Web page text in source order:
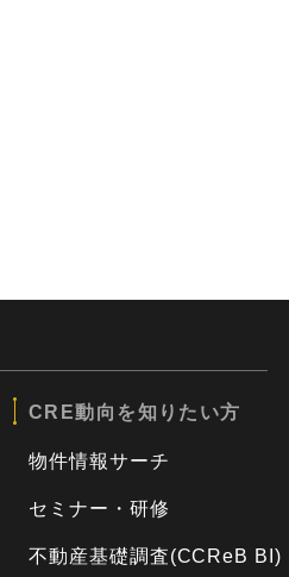
CRE動向を知りたい方
物件情報サーチ
セミナー・研修
不動産基礎調査(CCReB BI)